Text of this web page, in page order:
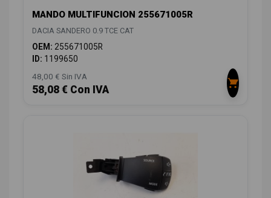
MANDO MULTIFUNCION 255671005R
DACIA SANDERO 0.9 TCE CAT
OEM: 255671005R
ID: 1199650
48,00 € Sin IVA
58,08 € Con IVA